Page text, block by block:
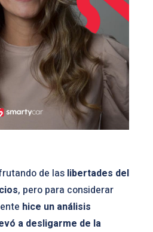
de las libertades del
, pero para considerar
hice un análisis
a desligarme de la